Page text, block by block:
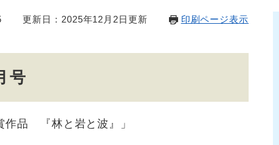
更新日：2025年12月2日更新 印刷ページ表示
号
品 『林と岩と波』」